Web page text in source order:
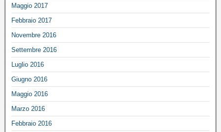
Maggio 2017
Febbraio 2017
Novembre 2016
Settembre 2016
Luglio 2016
Giugno 2016
Maggio 2016
Marzo 2016
Febbraio 2016